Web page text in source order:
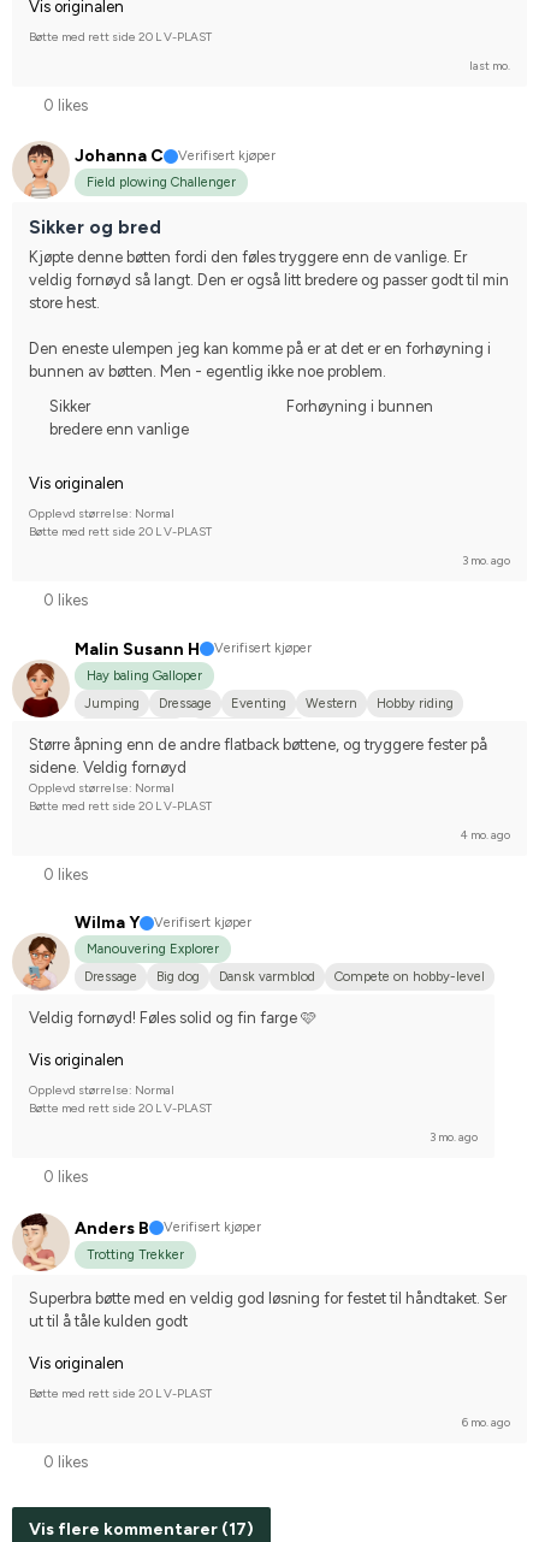
Vis originalen
Bøtte med rett side 20 L V-PLAST
last mo.
0 likes
Johanna C
Verifisert kjøper
Field plowing Challenger
Sikker og bred
Kjøpte denne bøtten fordi den føles tryggere enn de vanlige. Er
veldig fornøyd så langt. Den er også litt bredere og passer godt til min
store hest.
Den eneste ulempen jeg kan komme på er at det er en forhøyning i
bunnen av bøtten. Men - egentlig ikke noe problem.
Sikker
bredere enn vanlige
Forhøyning i bunnen
Vis originalen
Opplevd størrelse: Normal
Bøtte med rett side 20 L V-PLAST
3 mo. ago
0 likes
Malin Susann H
Verifisert kjøper
Hay baling Galloper
Jumping
Dressage Eventing Western
Hobby riding
Større åpning enn de andre flatback bøttene, og tryggere fester på
sidene. Veldig fornøyd
Opplevd størrelse: Normal
Bøtte med rett side 20 L V-PLAST
4 mo. ago
0 likes
Wilma Y
Verifisert kjøper
Manouvering Explorer
Dressage
Big dog Dansk varmblod Compete on hobby-level
Veldig fornøyd! Føles solid og fin farge 🩷
Vis originalen
Opplevd størrelse: Normal
Bøtte med rett side 20 L V-PLAST
3 mo. ago
0 likes
Anders B
Verifisert kjøper
Trotting Trekker
Superbra bøtte med en veldig god løsning for festet til håndtaket. Ser
ut til å tåle kulden godt
Vis originalen
Bøtte med rett side 20 L V-PLAST
6 mo. ago
0 likes
Vis flere kommentarer (17)